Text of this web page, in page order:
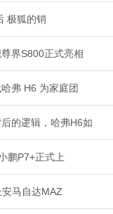
极狐的销
界S800正式亮相
弗 H6 为家庭团
的逻辑，哈弗H6如
鹏P7+正式上
马自达MAZ